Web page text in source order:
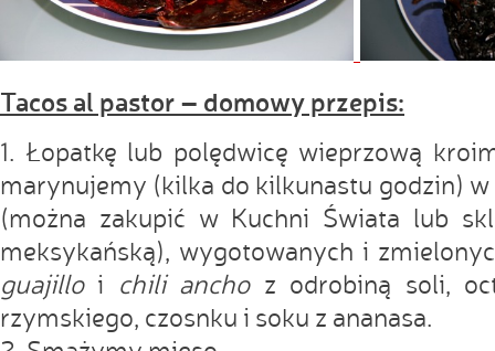
Tacos al pastor – domowy przepis:
1. Łopatkę lub polędwicę wieprzową
marynujemy (kilka do kilkunastu godzin)
(można zakupić w Kuchni Świata lub
meksykańską), wygotowanych i
guajilloi chili anchoz odrobiną soli,
rzymskiego, czosnku i soku z ananasa.